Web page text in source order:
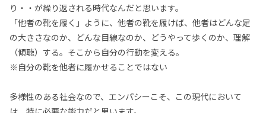
り・・が繰り返される時代なんだと思います。
「他者の靴を履く」ように、他者の靴を履けば、他者はどんな足
の大きさなのか、どんな目線なのか、どうやって歩くのか、理解
（傾聴）する。そこから自分の行動を変える。
※自分の靴を他者に履かせることではない
多様性のある社会なので、エンパシーこそ、この現代において